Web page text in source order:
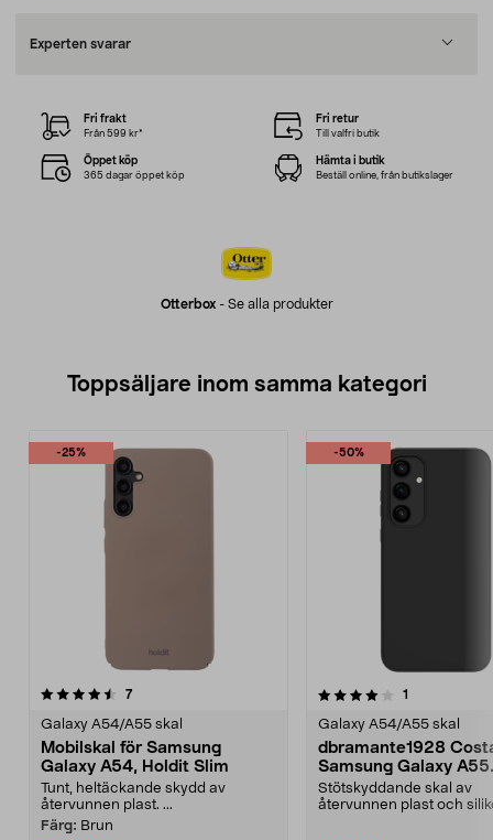
Experten svarar
Otterbox- Se alla produkter
Fri frakt
Från 599 kr*
Fri retur
Till valfri butik
Öppet köp
365 dagar öppet köp
Hämta i butik
Beställ online, från butikslager
Toppsäljare inom samma kategori
-25%
7recensioner
Galaxy A54/A55 skal
Mobilskal för Samsung
Galaxy A54, Holdit Slim
Tunt, heltäckande skydd av
återvunnen plast. ...
Färg: Brun
-50%
4.0 av 5 stjärnor 1
Galaxy A54/A55 skal
dbramante1928
Samsung Galaxy A55
silikonskal
Stötskyddande skal av
återvunnen plast och
4.5 av 5 stjärnor